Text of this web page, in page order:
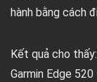
hành bằng cách
Kết quả cho
Garmin Edge